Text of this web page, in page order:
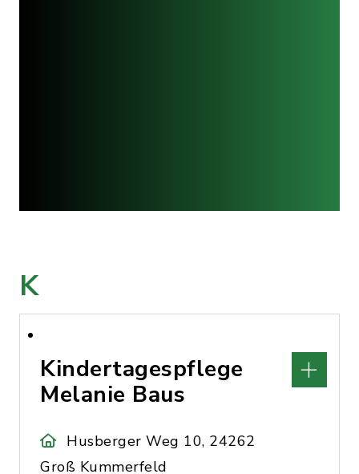
K
Kindertagespflege
Melanie Baus
Husberger Weg 10, 24262
Groß Kummerfeld